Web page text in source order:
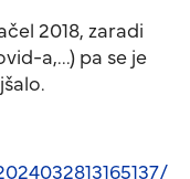
2018, zaradi
a,...) pa se je